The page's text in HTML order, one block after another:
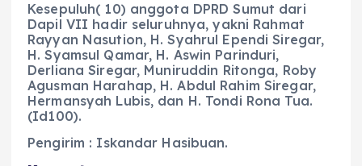
Kesepuluh( 10) anggota DPRD Sumut dari
Dapil VII hadir seluruhnya, yakni Rahmat
Rayyan Nasution, H. Syahrul Ependi Siregar,
H. Syamsul Qamar, H. Aswin Parinduri,
Derliana Siregar, Muniruddin Ritonga, Roby
Agusman Harahap, H. Abdul Rahim Siregar,
Hermansyah Lubis, dan H. Tondi Rona Tua.
(Id100).
Pengirim : Iskandar Hasibuan.